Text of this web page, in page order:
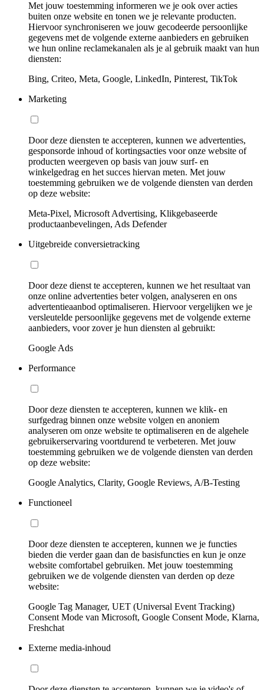
Met jouw toestemming informeren we je ook over acties
buiten onze website en tonen we je relevante producten.
Hiervoor synchroniseren we jouw gecodeerde persoonlijke
gegevens met de volgende externe aanbieders en gebruiken
we hun online reclamekanalen als je al gebruik maakt van hun
diensten:
Bing, Criteo, Meta, Google, LinkedIn, Pinterest, TikTok
Marketing
Door deze diensten te accepteren, kunnen we advertenties,
gesponsorde inhoud of kortingsacties voor onze website of
producten weergeven op basis van jouw surf- en
winkelgedrag en het succes hiervan meten. Met jouw
toestemming gebruiken we de volgende diensten van derden
op deze website:
Meta-Pixel, Microsoft Advertising, Klikgebaseerde
productaanbevelingen, Ads Defender
Uitgebreide conversietracking
Door deze dienst te accepteren, kunnen we het resultaat van
onze online advertenties beter volgen, analyseren en ons
advertentieaanbod optimaliseren. Hiervoor vergelijken we je
versleutelde persoonlijke gegevens met de volgende externe
aanbieders, voor zover je hun diensten al gebruikt:
Google Ads
Performance
Door deze diensten te accepteren, kunnen we klik- en
surfgedrag binnen onze website volgen en anoniem
analyseren om onze website te optimaliseren en de algehele
gebruikerservaring voortdurend te verbeteren. Met jouw
toestemming gebruiken we de volgende diensten van derden
op deze website:
Google Analytics, Clarity, Google Reviews, A/B-Testing
Functioneel
Door deze diensten te accepteren, kunnen we je functies
bieden die verder gaan dan de basisfuncties en kun je onze
website comfortabel gebruiken. Met jouw toestemming
gebruiken we de volgende diensten van derden op deze
website:
Google Tag Manager, UET (Universal Event Tracking)
Consent Mode van Microsoft, Google Consent Mode, Klarna,
Freshchat
Externe media-inhoud